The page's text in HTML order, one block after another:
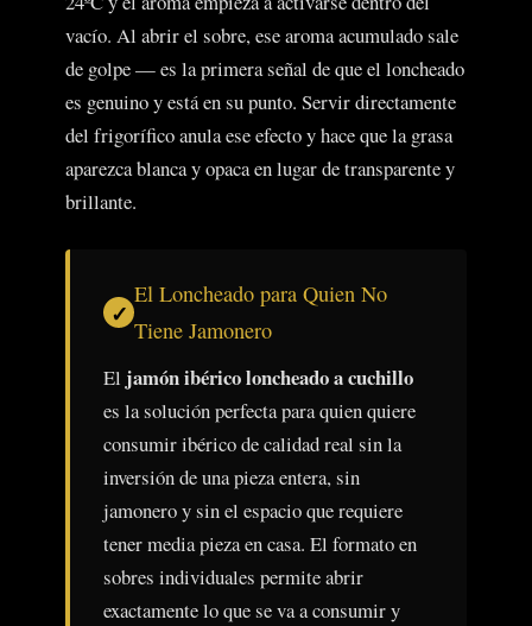
vacío. Al abrir el sobre, ese aroma acumulado sale
de golpe — es la primera señal de que el loncheado
es genuino y está en su punto. Servir directamente
del frigorífico anula ese efecto y hace que la grasa
aparezca blanca y opaca en lugar de transparente y
brillante.
El Loncheado para Quien No
Tiene Jamonero
El jamón ibérico loncheado a cuchillo
es la solución perfecta para quien quiere
consumir ibérico de calidad real sin la
inversión de una pieza entera, sin
jamonero y sin el espacio que requiere
tener media pieza en casa. El formato en
sobres individuales permite abrir
exactamente lo que se va a consumir y